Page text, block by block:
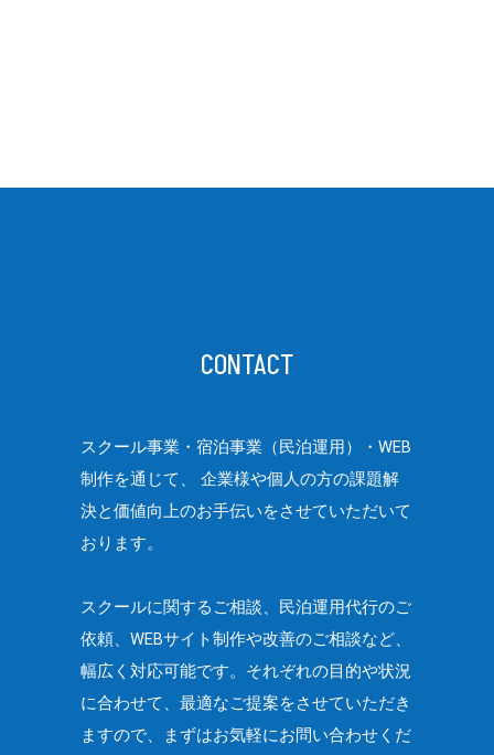
CONTACT
スクール事業・宿泊事業（民泊運用）・WEB
制作を通じて、
企業様や個人の方の課題解
決と価値向上のお手伝いをさせていただいて
おります。
スクールに関するご相談、民泊運用代行のご
依頼、WEBサイト制作や改善のご相談など、
幅広く対応可能です。 それぞれの目的や状況
に合わせて、最適なご提案をさせていただき
ますので、
まずはお気軽にお問い合わせくだ